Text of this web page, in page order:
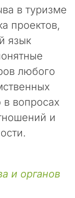
в туризме
проектов,
язык
любого
вопросах
и
и органов